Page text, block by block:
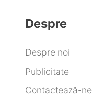
Despre
Despre noi
Publicitate
Contactează-ne